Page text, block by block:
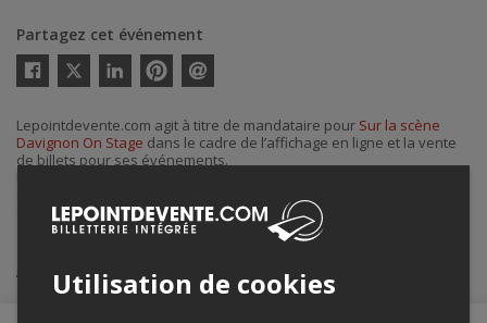
Partagez cet événement
Twitter
courriel
Lepointdevente.com agit à titre de mandataire pour Sur la scène
Davignon On Stage dans le cadre de l’affichage en ligne et la vente
de billets pour ses événements.
Stage, àsurlascenedavignon@videotron.ca.
Achat de billets
Utilisation de cookies